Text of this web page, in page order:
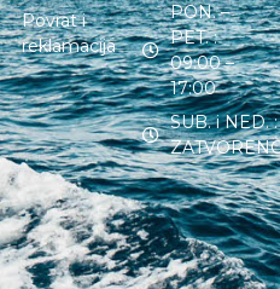
Povrat i
reklamacija
PON. –
PET. :
09:00 –
17:00
SUB. i NED. :